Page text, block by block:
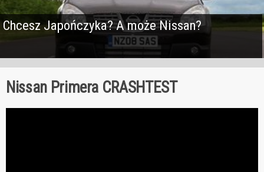
Chcesz Japończyka? A może Nissan?
Nissan Primera CRASHTEST